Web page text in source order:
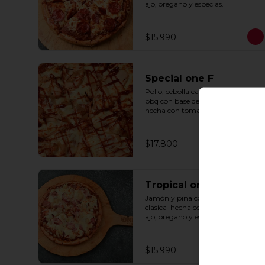
ajo, oregano y especias.
$15.990
Special one F
Pollo, cebolla caramelizada y salsa
bbq con base de salsa clasica
hecha con tomate natural, ajo,
$17.800
Tropical one F
Jamón y piña con base de salsa
clasica  hecha con tomate natural,
ajo, oregano y especias.
$15.990